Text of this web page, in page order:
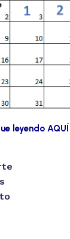
leyendo AQUÍ